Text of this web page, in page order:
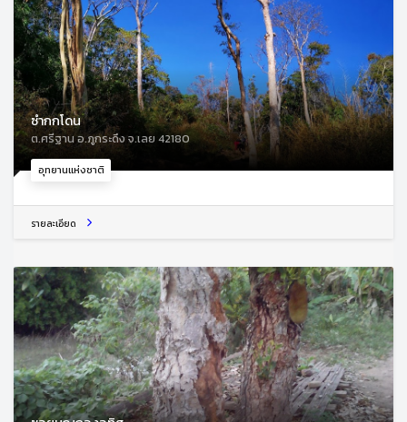
อุทยานแห่งชาติ
ซำกกโดน
ต.ศรีฐาน อ.ภูกระดึง จ.เลย 42180
รายละเอียด